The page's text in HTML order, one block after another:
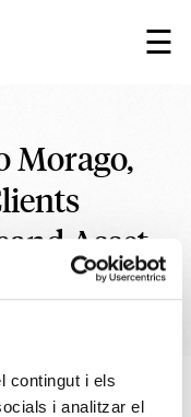
contingut i els
i analitzar el
☰
×
Morago,
Asset
Creand